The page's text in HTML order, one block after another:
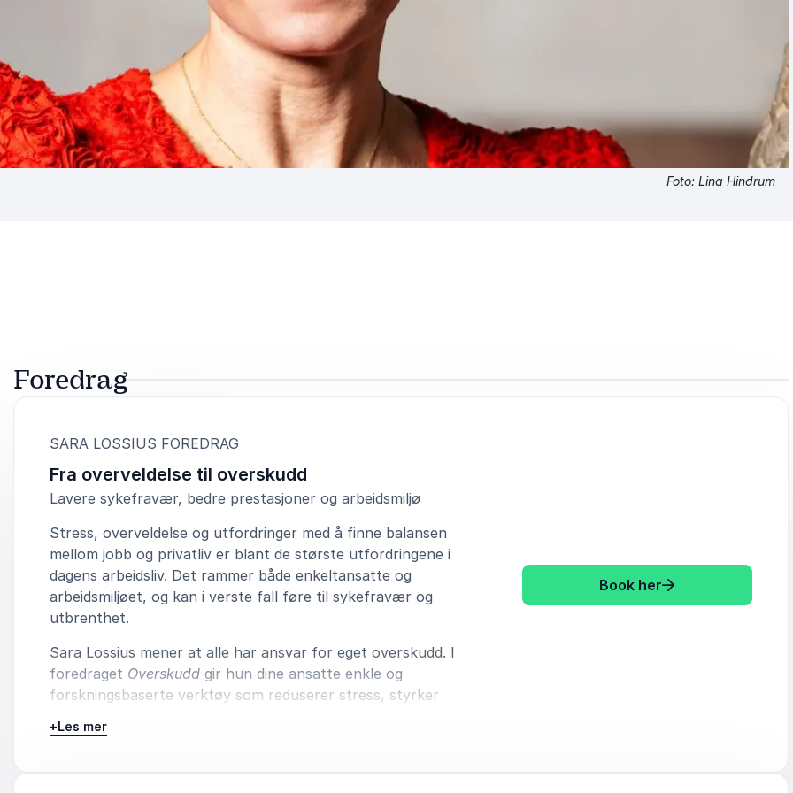
Foto: Lina Hindrum
Foredrag
SARA LOSSIUS FOREDRAG
Fra overveldelse til overskudd
Lavere sykefravær, bedre prestasjoner og arbeidsmiljø
Stress, overveldelse og utfordringer med å finne balansen
mellom jobb og privatliv er blant de største utfordringene i
dagens arbeidsliv. Det rammer både enkeltansatte og
arbeidsmiljøet, og kan i verste fall føre til sykefravær og
utbrenthet.
Sara Lossius mener at alle har ansvar for eget overskudd. I
foredraget Overskudd gir hun dine ansatte enkle og
forskningsbaserte verktøy som reduserer stress, styrker
deltakerne hvordan de kan ta større eierskap til både
+Les mer
Book her: Sara Lossius